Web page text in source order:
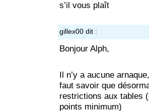
s’il vous plaît
gillex00 dit :
Bonjour Alph,
Il n’y a aucune
faut savoir que
restrictions aux tables
points minimum)